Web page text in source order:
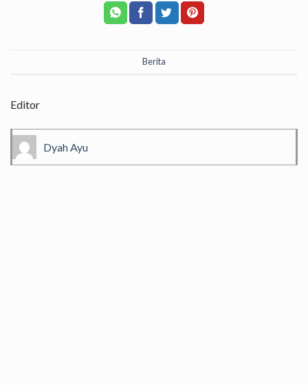
Berita
Editor
Dyah Ayu